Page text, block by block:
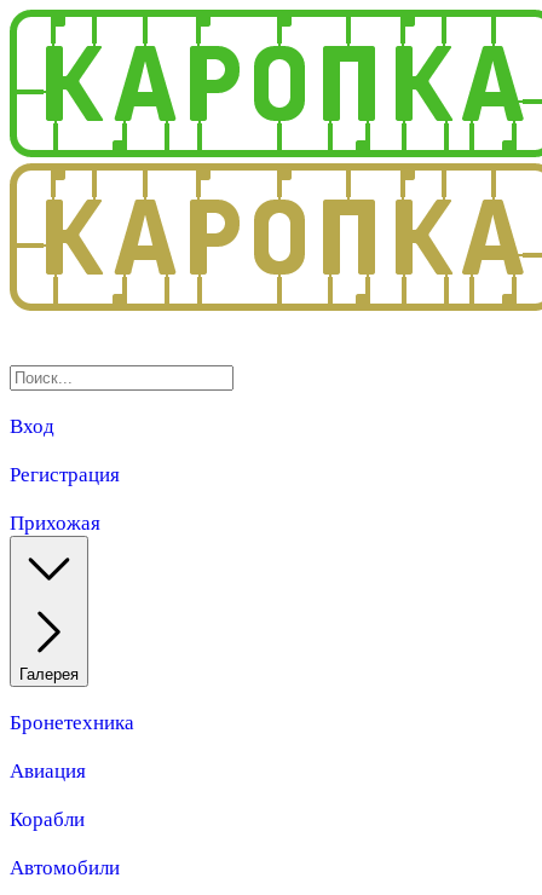
Вход
Регистрация
Прихожая
Галерея
Бронетехника
Авиация
Корабли
Автомобили